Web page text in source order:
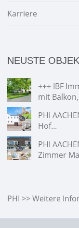
Karriere
NEUSTE
+++ IBF
mit Balkon,
PHI
Hof...
PHI
Zimmer
PHI >> Weitere